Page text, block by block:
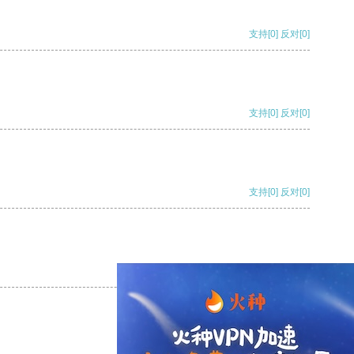
支持[0] 反对[0]
支持[0] 反对[0]
支持[0] 反对[0]
支持 [0] 反对 [0]